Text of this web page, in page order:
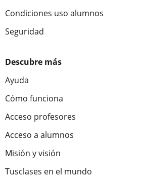
Condiciones uso alumnos
Seguridad
Descubre más
Ayuda
Cómo funciona
Acceso profesores
Acceso a alumnos
Misión y visión
Tusclases en el mundo